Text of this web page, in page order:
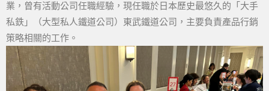
業，曾有活動公司任職經驗，現任職於日本歷史最悠久的「大手
私鉄」（大型私人鐵道公司）東武鐵道公司，主要負責產品行銷
策略相關的工作。